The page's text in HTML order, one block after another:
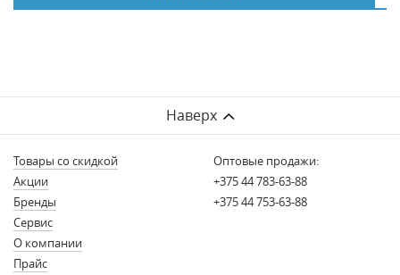
Наверх
Товары со скидкой
Акции
Бренды
Сервис
О компании
Прайс
Оптовые продажи:
+375 44 783-63-88
+375 44 753-63-88